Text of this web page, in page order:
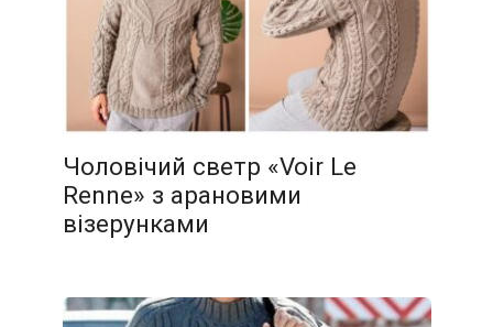
Чоловічий светр «Voir Le
Renne» з арановими
візерунками